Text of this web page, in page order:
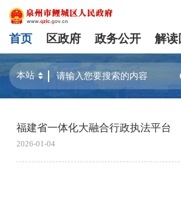
首页 区政府 政务公开 解读
福建省一体化大融合行政执法平台
2026-01-04